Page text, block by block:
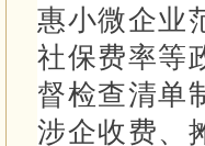
惠小微企业
社保费率等
督检查清单
涉企收费、